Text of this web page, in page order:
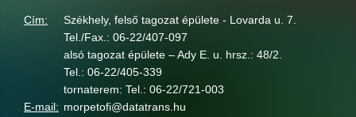
Cím:
Székhely, felső tagozat épülete - Lovarda u. 7.
Tel./Fax.: 06-22/407-097
alsó tagozat épülete – Ady E. u. hrsz.: 48/2.
Tel.: 06-22/405-339
tornaterem: Tel.: 06-22/721-003
E-mail: morpetofi@datatrans.hu